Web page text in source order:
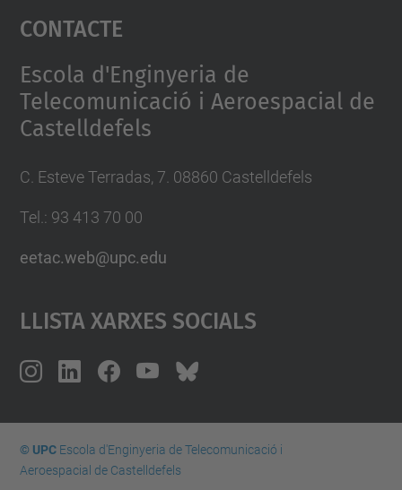
powered by
Contacte
Escola d'Enginyeria de
Telecomunicació i Aeroespacial de
Castelldefels
C. Esteve Terradas, 7. 08860 Castelldefels
Tel.: 93 413 70 00
eetac.web@upc.edu
Llista Xarxes Socials
© UPCEscola d'Enginyeria de Telecomunicació i
Aeroespacial de Castelldefels